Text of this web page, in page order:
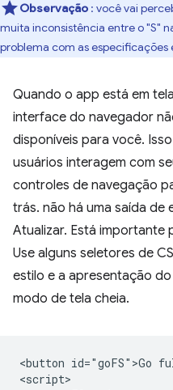
Observação : você vai
muita inconsistência entre o "S"
problema com as especificações
Quando o app está em
interface do navegador
disponíveis para você.
usuários interagem com
controles de navegação
trás. não há uma saída de
Atualizar. Está importante
Use alguns seletores de
estilo e a apresentação
modo de tela cheia.
<button id="goFS">Go
<script>